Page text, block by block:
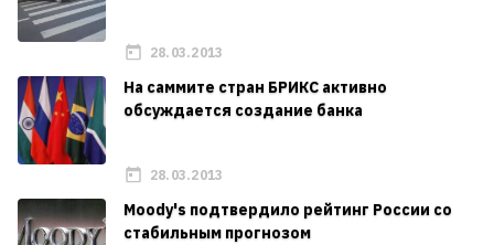
28.03.2013
На саммите стран БРИКС активно
обсуждается создание банка
28.03.2013
Moody's подтвердило рейтинг России со
стабильным прогнозом